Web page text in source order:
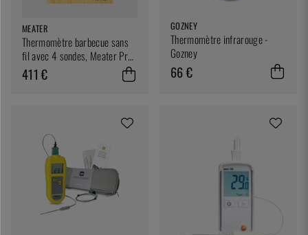
MEATER
Thermomètre barbecue sans
fil avec 4 sondes, Meater Pro
XL
411 €
GOZNEY
Thermomètre infrarouge -
Gozney
66 €